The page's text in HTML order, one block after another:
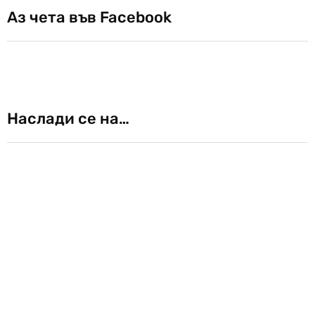
Аз чета във Facebook
Наслади се на…